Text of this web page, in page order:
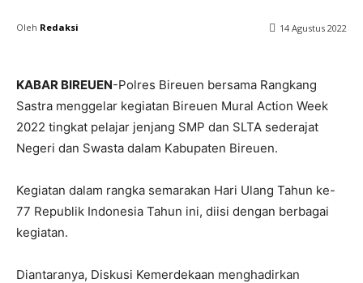
Oleh Redaksi 14 Agustus 2022
KABAR BIREUEN-Polres Bireuen bersama Rangkang
Sastra menggelar kegiatan Bireuen Mural Action Week
2022 tingkat pelajar jenjang SMP dan SLTA sederajat
Negeri dan Swasta dalam Kabupaten Bireuen.
Kegiatan dalam rangka semarakan Hari Ulang Tahun ke-
77 Republik Indonesia Tahun ini, diisi dengan berbagai
kegiatan.
Diantaranya, Diskusi Kemerdekaan menghadirkan